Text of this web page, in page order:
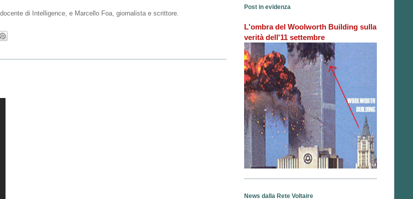
di Intelligence, e Marcello Foa, giornalista e scrittore.
Post in evidenza
L'ombra del Woolworth Building sulla
verità dell'11 settembre
News dalla Rete Voltaire